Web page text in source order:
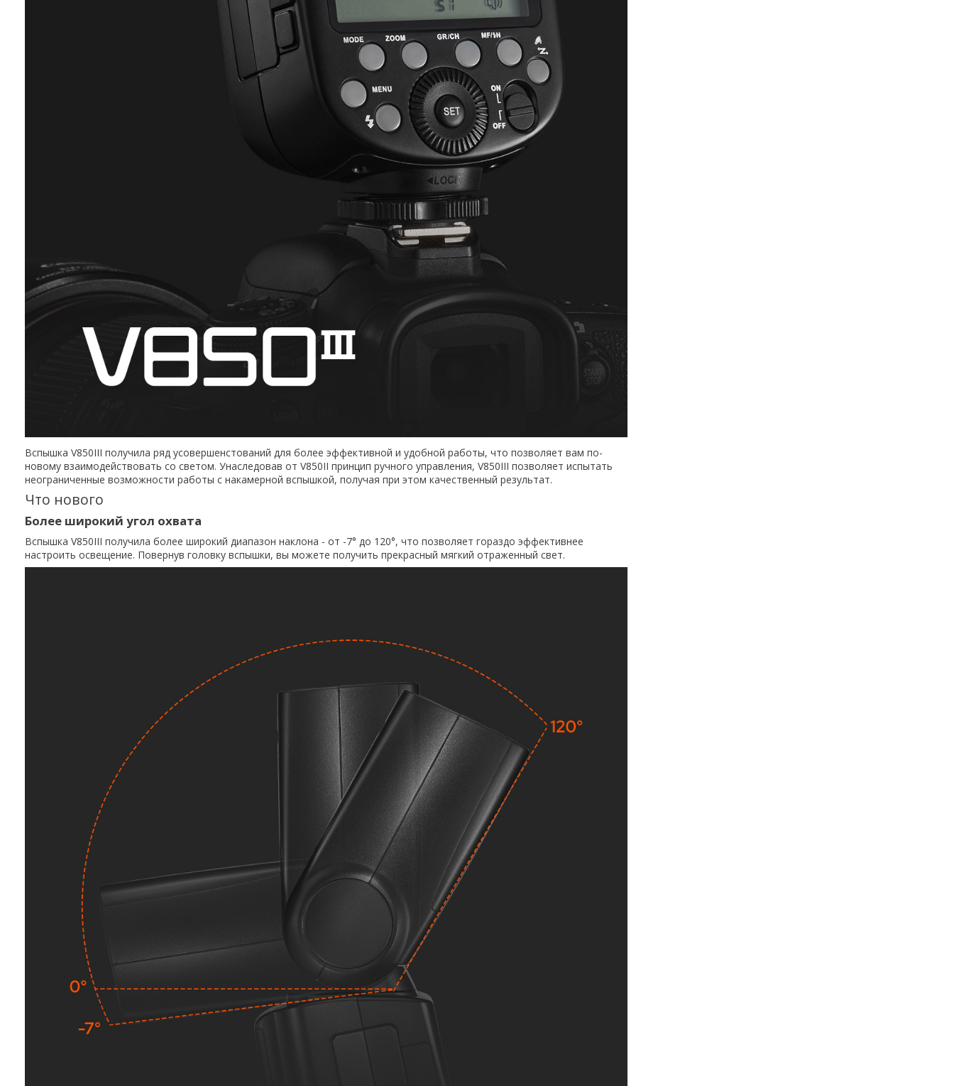
Вспышка V850III получила ряд усовершенстований для более эффективной и удобной работы, что позволяет вам по-
новому взаимодействовать со светом. Унаследовав от V850II принцип ручного управления, V850III позволяет испытать
неограниченные возможности работы с накамерной вспышкой, получая при этом качественный результат.
Что нового
Более широкий угол охвата
Вспышка V850III получила более широкий диапазон наклона - от -7° до 120°, что позволяет гораздо эффективнее
настроить освещение. Повернув головку вспышки, вы можете получить прекрасный мягкий отраженный свет.